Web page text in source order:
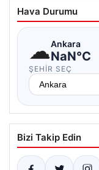
Hava Durumu
☁Ankara
NaN°C
ŞEHIR SEÇ
Bizi Takip Edin